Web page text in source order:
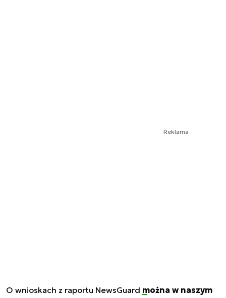
Reklama
O wnioskach z raportu NewsGuard można w naszym